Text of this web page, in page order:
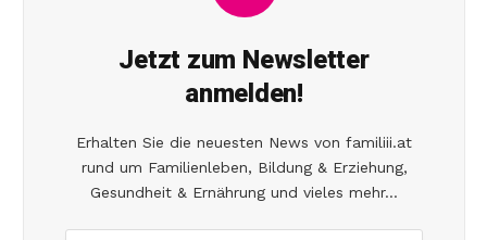
Jetzt zum Newsletter
anmelden!
Erhalten Sie die neuesten News von familiii.at
rund um Familienleben, Bildung & Erziehung,
Gesundheit & Ernährung und vieles mehr...